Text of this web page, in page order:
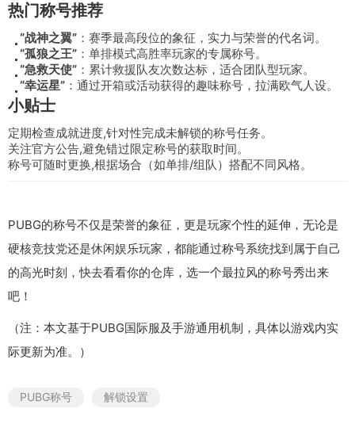
热门称号推荐
“战神之翼” ：赛季最高段位的象征，实力与荣誉的代名词。
“孤狼之王” ：单排模式高胜率玩家的专属称号。
“急救天使” ：累计救援队友次数达标，适合团队型玩家。
“幸运星” ：通过开箱或活动获得的趣味称号，拉满欧气人设。
小贴士
定期检查成就进度,针对性完成未解锁的称号任务。
关注官方公告,避免错过限定称号的获取时间。
称号可随时更换,根据场合（如单排/组队）搭配不同风格。
PUBG的称号不仅是荣誉的象征，更是玩家个性的延伸，无论是
硬核竞技党还是休闲娱乐玩家，都能通过称号系统找到属于自己
的高光时刻，快去看看你的仓库，选一个最拉风的称号秀出来
吧！
（注：本文基于PUBG国际服及手游通用机制，具体以游戏内实
际更新为准。）
PUBG称号 解锁设置